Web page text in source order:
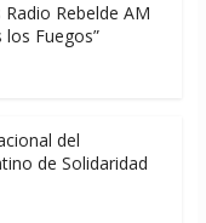
Rebelde AM
Fuegos”
del
de Solidaridad